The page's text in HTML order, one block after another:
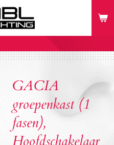
GACIA
groepenkast (1
fasen),
Hoofdschakelaar